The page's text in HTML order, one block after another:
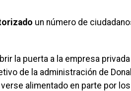
un número de
la puerta a la empresa privada
de la administración de
verse alimentado en parte por